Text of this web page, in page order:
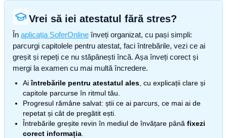
Vrei să iei atestatul fără stres?
În aplicația SoferOnline înveți organizat, cu pași simpli:
parcurgi capitolele pentru atestat, faci întrebările, vezi ce ai
greșit și repeți ce nu stăpânești încă. Așa înveți corect și
mergi la examen cu mai multă încredere.
Aiîntrebările pentru atestatul ales , cu explicații clare și
capitole parcurse în ritmul tău.
Progresul rămâne salvat: știi ce ai parcurs, ce mai ai de
repetat și cât de pregătit ești.
Întrebările greșite revin în mediul de învățare până fixezi
corect informația